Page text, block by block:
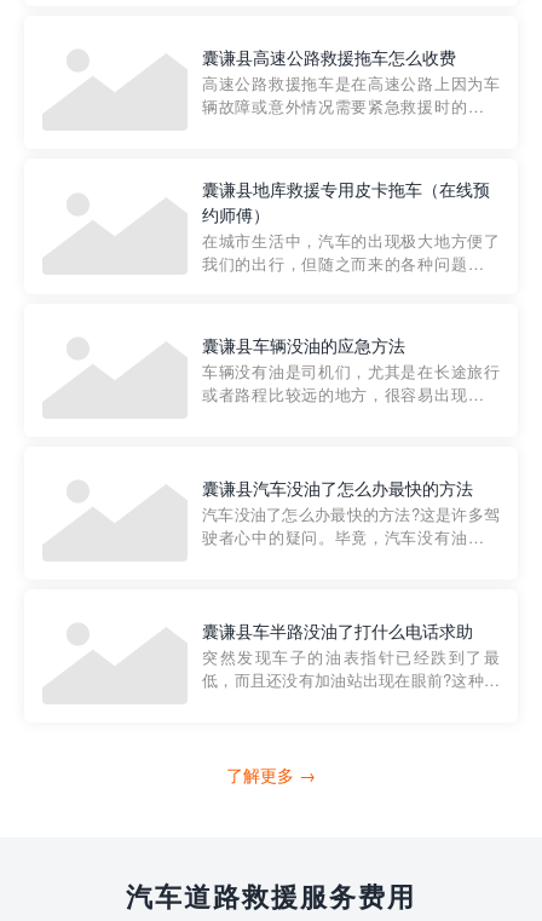
细解析一下市区事故救援拖车的收费标
准，以及在选用拖车服务时应注...
囊谦县高速公路救援拖车怎么收费
高速公路救援拖车是在高速公路上因为车
辆故障或意外情况需要紧急救援时的必备
路救援拖车的收费标准是由当地交通管理
部门制定的。起步价通...
囊谦县地库救援专用皮卡拖车（在线预
约师傅）
在城市生活中，汽车的出现极大地方便了
我们的出行，但随之而来的各种问题也让
紧急情况下，我们需要一种高效可靠的救
援方式。而这时，地库救援专...
囊谦县车辆没油的应急方法
车辆没有油是司机们，尤其是在长途旅行
或者路程比较远的地方，很容易出现这种
的送油师傅，解决没油的紧急情况。 首
先，让我们来了解一下穿...
囊谦县汽车没油了怎么办最快的方法
汽车没油了怎么办最快的方法?这是许多驾
驶者心中的疑问。毕竟，汽车没有油就无
越者小程序是一款专门解决汽车没油问题
的在线服务平台。通过...
囊谦县车半路没油了打什么电话求助
突然发现车子的油表指针已经跌到了最
低，而且还没有加油站出现在眼前?这种情
打4006363122请求送油人员来帮助你。
了解更多 →
汽车道路救援服务费用